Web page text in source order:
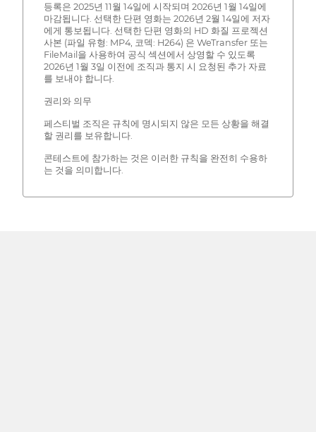
등록은 2025년 11월 14일에 시작되며 2026년 1월 14일에
마감됩니다. 선택한 단편 영화는 2026년 2월 14일에 저자
에게 통보됩니다. 선택한 단편 영화의 HD 화질 프로젝션
사본 (파일 유형: MP4, 코덱: H264) 은 WeTransfer 또는
FileMail을 사용하여 공식 섹션에서 상영할 수 있도록
2026년 1월 3일 이전에 조직과 통지 시 요청된 추가 자료
를 보내야 합니다.
권리와 의무
페스티벌 조직은 규칙에 명시되지 않은 모든 상황을 해결
할 권리를 보유합니다.
콘테스트에 참가하는 것은 이러한 규칙을 완전히 수용하
는 것을 의미합니다.